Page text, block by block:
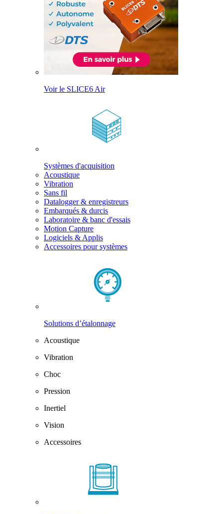
Voir le SLICE6 Air
Systèmes d'acquisition
Acoustique
Vibration
Sans fil
Datalogger & enregistreurs
Embarqués & durcis
Laboratoire & banc d'essais
Motion Capture
Logiciels & Applis
Accessoires pour systèmes
Solutions d’étalonnage
Acoustique
Vibration
Choc
Pression
Inertiel
Vision
Accessoires